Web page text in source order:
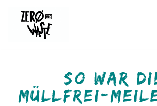
SO WAR
MÜLLFREI-